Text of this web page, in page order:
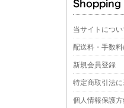
当サイトについ
配送料・手数
新規会員登録
特定商取引法
個人情報保護